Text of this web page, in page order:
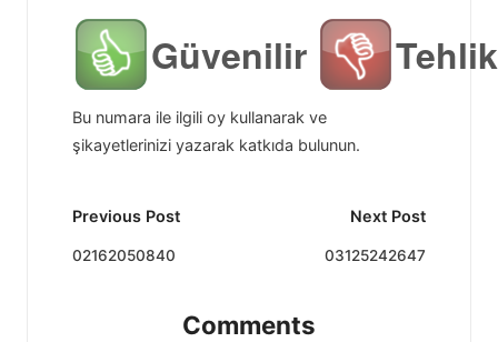
Güvenilir
Bu numara ile ilgili oy kullanarak ve
şikayetlerinizi yazarak katkıda bulunun.
Post
navigation
Previous Post
02162050840
Next Post
03125242647
Comments